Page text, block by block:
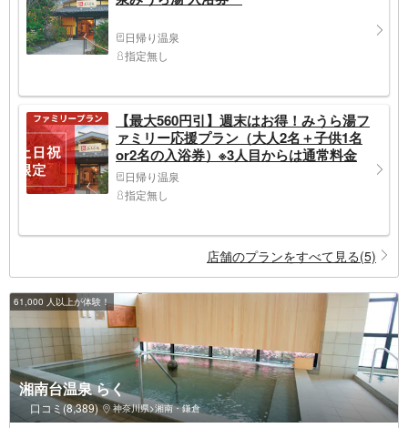
日帰り温泉
指定無し
【最大560円引】週末はお得！みうら湯フ
ァミリー応援プラン（大人2名＋子供1名
or2名の入浴券）※3人目からは通常料金
日帰り温泉
指定無し
店舗のプランをすべて見る(5)
61,000 人以上が体験！
湘南台温泉 らく
口コミ(8,389) 神奈川県>湘南・鎌倉